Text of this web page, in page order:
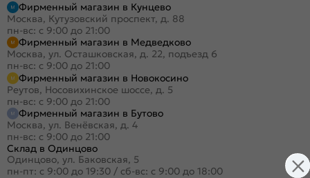
Фирменный магазин в Кунцево
Москва, Кутузовский проспект, д. 88
пн-вс: с 9:00 до 21:00
Фирменный магазин в Медведково
Москва, ул. Осташковская, д. 22, подъезд 6
пн-вс: с 9:00 до 21:00
Фирменный магазин в Новокосино
Реутов, Носовихинское шоссе, д. 5
пн-вс: с 9:00 до 21:00
Фирменный магазин в Бутово
Москва, ул. Венёвская, д. 4
пн-вс: с 9:00 до 21:00
Склад в Одинцово
Одинцово, ул. Баковская, 5
пн-пт: с 9:00 до 19:30 / сб-вс: с 9:00 до 18:00